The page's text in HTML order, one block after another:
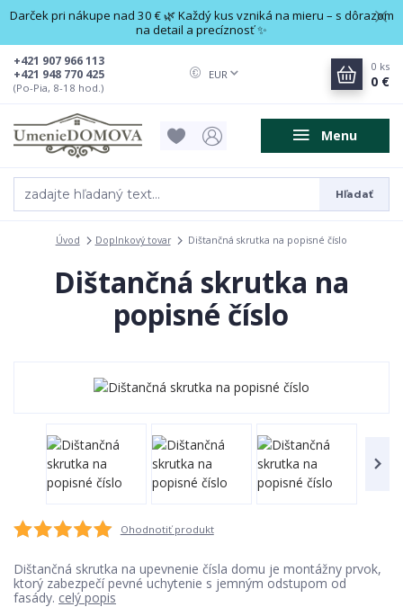
Darček pri nákupe nad 30 € 🌿 Každý kus vzniká na mieru – s dôrazom
na detail a precíznosť ✨
Menu
EUR
Hľadať
+421 948 770 425
+421 907 966 113
(Po-Pia, 8-18 hod.)
0 ks
0 €
Úvod Doplnkový tovar Dištančná skrutka na popisné číslo
Dištančná skrutka na
popisné číslo
Ohodnotiť produkt
Dištančná skrutka na upevnenie čísla domu je montážny prvok,
ktorý zabezpečí pevné uchytenie s jemným odstupom od
fasády. celý popis